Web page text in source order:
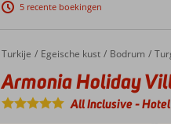
5 recente boekingen
Home
Turkije Egeische kust Bodrum
Armonia Holiday Village
Armonia Holiday
All Inclusive-Hotel